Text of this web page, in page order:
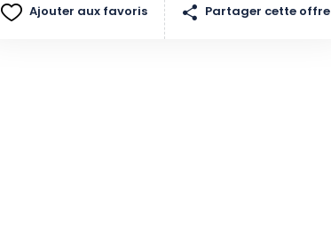
Ajouter aux favoris Partager cette offre